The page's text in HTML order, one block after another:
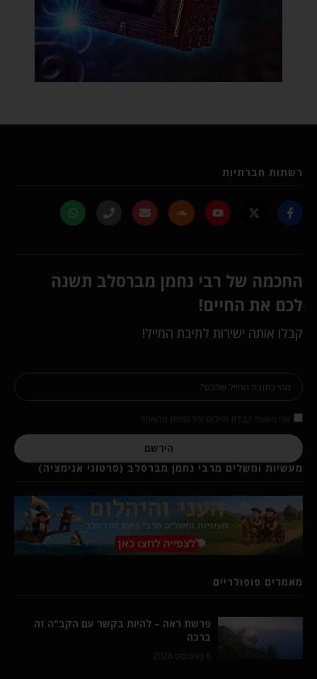
רשתות חברתיות
החכמה של רבי נחמן מברסלב תשנה
לכם את החיים!
קבלו אותה ישירות לתיבת המייל!
הירשם
מעשיות ומשלים מרבי נחמן מברסלב (סרטוני אנימציה)
מאמרים פופולריים
פרשת ראה – להיות בקשר עם הקב"ה זה
ברכה
6 באוגוסט 2026